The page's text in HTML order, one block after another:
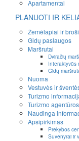
Apartamentai
PLANUOTI IR
Žemėlapiai ir
Gidų paslaugos
Maršrutai
Dviračių
Interaktyvūs
Gidų
Nuoma
Vestuvės ir
Turizmo
Turizmo agentūros
Naudinga
Apsipirkimas
Prekybos
Suvenyrai ir